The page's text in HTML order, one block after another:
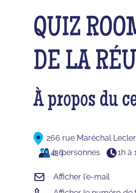
QUIZ
DE LA
À propos du
266 rue Maréchal
4à36personnes 1h à
Afficher l'e-mail